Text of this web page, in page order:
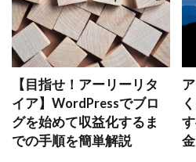
【目指せ！アーリーリタ
イア】WordPressでブロ
グを始めて収益化するま
での手順を簡単解説